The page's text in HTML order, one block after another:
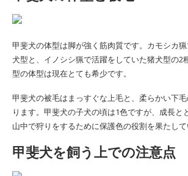
甲斐犬の体型は脚が強く筋肉質です。カモシカ
犬型と、イノシシ猟で活躍をしていた猪犬型の2
型の体型は現在とても希少です。
甲斐犬の被毛はまっすぐな上毛と、柔らかい下
ります。 甲斐犬の子犬の頃は1色ですが、成長と
山中で狩りをするために保護色の役割を果たして
甲斐犬を飼う上での注意点